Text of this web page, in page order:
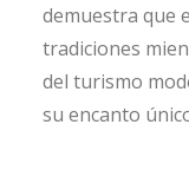
demuestra que
tradiciones
del turismo
su encanto